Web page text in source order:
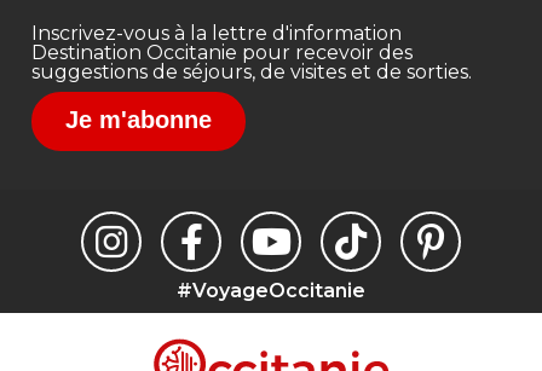
Inscrivez-vous à la lettre d'information
Destination Occitanie pour recevoir des
suggestions de séjours, de visites et de sorties.
Je m'abonne
#VoyageOccitanie